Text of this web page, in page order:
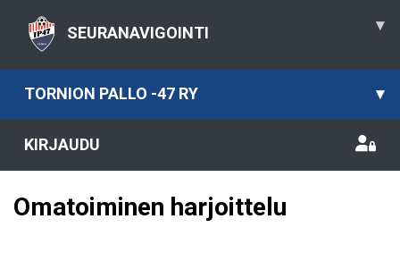
SEURANAVIGOINTI ▾
TORNION PALLO -47 RY ▾
KIRJAUDU
Omatoiminen harjoittelu